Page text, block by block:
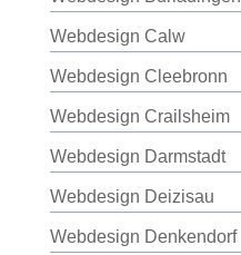
Webdesign Calw
Webdesign Cleebronn
Webdesign Crailsheim
Webdesign Darmstadt
Webdesign Deizisau
Webdesign Denkendorf